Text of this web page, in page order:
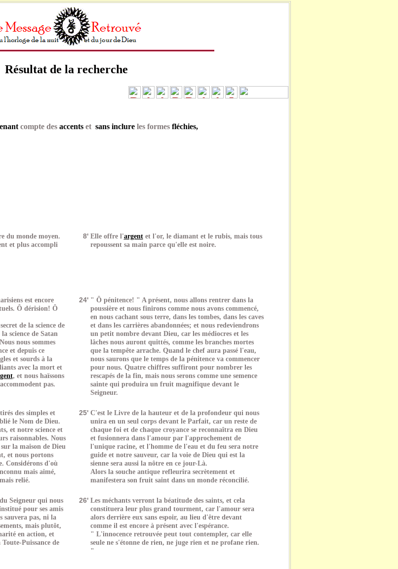
Résultat de la recherche
compte des accents et sans inclureles formes fléchies,
du monde moyen.
et plus accompli
8' Elle offre l'argentet l'or, le diamant et le rubis, mais tous
repoussent sa main parce qu'elle est noire.
est encore
Ô dérision! Ô
de la science de
science de Satan
nous sommes
et depuis ce
et sourds à la
avec la mort et
, et nous haïssons
pas.
24' " Ô pénitence! " A présent, nous allons rentrer dans la
poussière et nous finirons comme nous avons commencé,
en nous cachant sous terre, dans les tombes, dans les caves
et dans les carrières abandonnées; et nous redeviendrons
un petit nombre devant Dieu, car les médiocres et les
lâches nous auront quittés, comme les branches mortes
que la tempête arrache. Quand le chef aura passé l'eau,
nous saurons que le temps de la pénitence va commencer
pour nous. Quatre chiffres suffiront pour nombrer les
rescapés de la fin, mais nous serons comme une semence
sainte qui produira un fruit magnifique devant le
Seigneur.
des simples et
le Nom de Dieu.
et notre science et
raisonnables. Nous
la maison de Dieu
et nous portons
Considérons d'où
mais aimé,
relié.
25' C'est le Livre de la hauteur et de la profondeur qui nous
unira en un seul corps devant le Parfait, car un reste de
chaque foi et de chaque croyance se reconnaîtra en Dieu
et fusionnera dans l'amour par l'approchement de
l'unique racine, et l'homme de l'eau et du feu sera notre
guide et notre sauveur, car la voie de Dieu qui est la
sienne sera aussi la nôtre en ce jour-Là.
Alors la souche antique refleurira secrètement et
manifestera son fruit saint dans un monde réconcilié.
Seigneur qui nous
pour ses amis
sauvera pas, ni la
mais plutôt,
en action, et
Puissance de
26' Les méchants verront la béatitude des saints, et cela
constituera leur plus grand tourment, car l'amour sera
alors derrière eux sans espoir, au lieu d'être devant
comme il est encore à présent avec l'espérance.
" L'innocence retrouvée peut tout contempler, car elle
seule ne s'étonne de rien, ne juge rien et ne profane rien.
"